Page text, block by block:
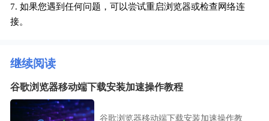
7. 如果您遇到任何问题，可以尝试重启浏览器或检查网络连
接。
继续阅读
谷歌浏览器移动端下载安装加速操作教程
谷歌浏览器移动端下载安装加速操作教